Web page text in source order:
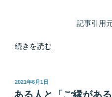
記事引用元
“６
３
日
続きを読む
投
稿
2021年6月1日
ある人と「ご縁があ